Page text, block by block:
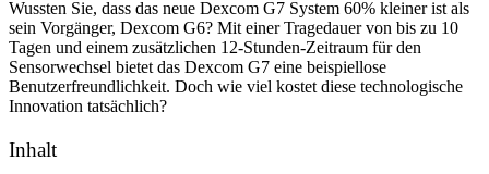
Wussten Sie, dass das neue Dexcom G7 System 60% kleiner ist als
sein Vorgänger, Dexcom G6? Mit einer Tragedauer von bis zu 10
Tagen und einem zusätzlichen 12-Stunden-Zeitraum für den
Sensorwechsel bietet das Dexcom G7 eine beispiellose
Benutzerfreundlichkeit. Doch wie viel kostet diese technologische
Innovation tatsächlich?
Inhalt